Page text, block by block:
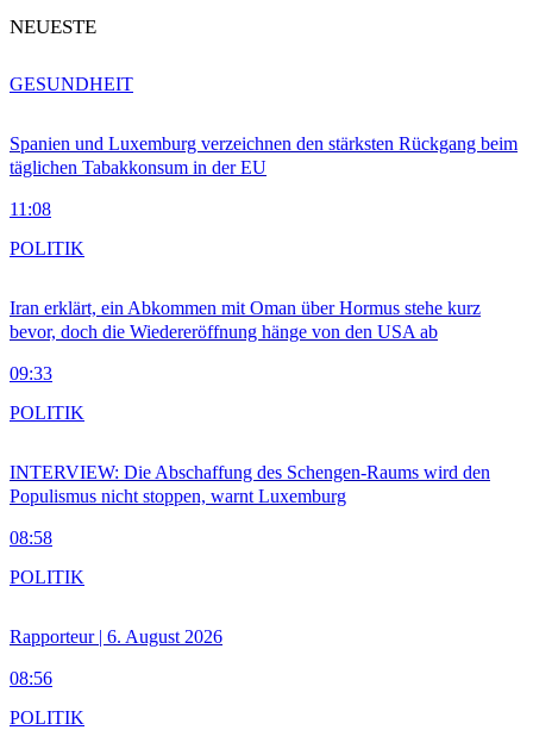
NEUESTE
Spanien und Luxemburg verzeichnen den stärksten Rückgang beim
täglichen Tabakkonsum in der EU
11:08
GESUNDHEIT
Iran erklärt, ein Abkommen mit Oman über Hormus stehe kurz
bevor, doch die Wiedereröffnung hänge von den USA ab
09:33
POLITIK
INTERVIEW: Die Abschaffung des Schengen-Raums wird den
Populismus nicht stoppen, warnt Luxemburg
08:58
POLITIK
Rapporteur | 6. August 2026
08:56
POLITIK
POLITIK